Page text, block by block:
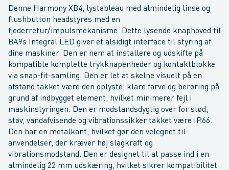
Denne Harmony XB4, lystableau med almindelig linse og
flushbutton headstyres med en
fjederretur/impulsmekanisme. Dette lysende knaphoved til
BA9s Integral LED giver et alsidigt interface til styring af
dine maskiner. Den er nem at installere og udskifte på
kompatible komplette trykknapenheder og kontaktblokke
via snap-fit-samling. Den er let at skelne visuelt på en
afstand takket være den oplyste, klare farve og berøring på
grund af indbygget element, hvilket minimerer fejl i
maskinstyringen. Den er modstandsdygtig over for stød,
støv, vandafvisende og vibrationssikker takket være IP66.
Den har en metalkant, hvilket gør den velegnet til
anvendelser, der kræver høj slagkraft og
vibrationsmodstand. Den er designet til at passe ind i en
almindelig 22 mm udskæring, hvilket sikrer kompatibilitet